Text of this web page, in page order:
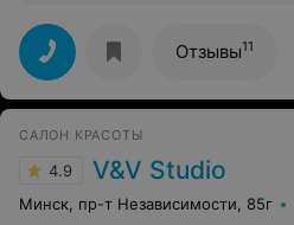
высшем уровне!
Отзывы11
САЛОН КРАСОТЫ
4.9 V&V Studio
Минск, пр-т Независимости, 85г